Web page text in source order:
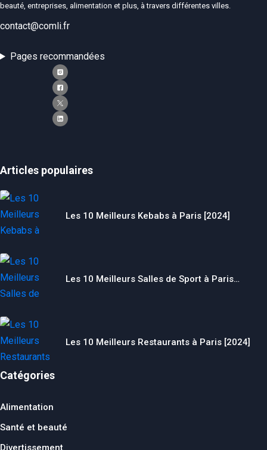
beauté, entreprises, alimentation et plus, à travers différentes villes.
contact@comli.fr
Pages recommandées
Articles populaires
Les 10 Meilleurs Kebabs à Paris [2024]
Les 10 Meilleurs Salles de Sport à Paris…
Les 10 Meilleurs Restaurants à Paris [2024]
Catégories
Alimentation
Santé et beauté
Divertissement